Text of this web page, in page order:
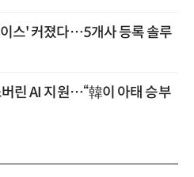
스' 커졌다…5개사 등록 솔루
린 AI 지원…“韓이 아태 승부